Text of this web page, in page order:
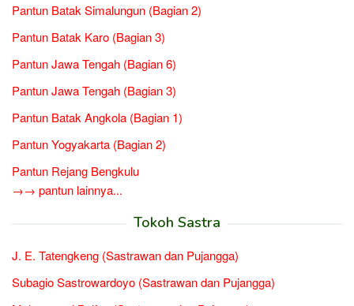
Pantun Batak Simalungun (Bagian 2)
Pantun Batak Karo (Bagian 3)
Pantun Jawa Tengah (Bagian 6)
Pantun Jawa Tengah (Bagian 3)
Pantun Batak Angkola (Bagian 1)
Pantun Yogyakarta (Bagian 2)
Pantun Rejang Bengkulu
→→ pantun lainnya...
Tokoh Sastra
J. E. Tatengkeng (Sastrawan dan Pujangga)
Subagio Sastrowardoyo (Sastrawan dan Pujangga)